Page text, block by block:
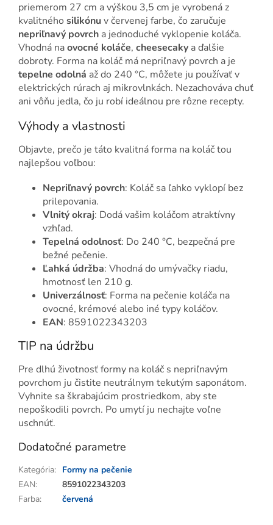
priemerom 27 cm a výškou 3,5 cm je vyrobená z
kvalitného silikónuv červenej farbe, čo zaručuje
nepriľnavý povrch a jednoduché vyklopenie koláča.
Vhodná naovocné koláče, cheesecaky a ďalšie
dobroty. Forma na koláč má nepriľnavý povrch a je
tepelne odolná až do 240 °C, môžete ju používať v
elektrických rúrach aj mikrovlnkách. Nezachováva chuť
ani vôňu jedla, čo ju robí ideálnou pre rôzne recepty.
Výhody a vlastnosti
Objavte, prečo je táto kvalitná forma na koláč tou
najlepšou voľbou:
Nepriľnavý povrch: Koláč sa ľahko vyklopí bez
prilepovania.
Vlnitý okraj: Dodá vašim koláčom atraktívny
vzhľad.
Tepelná odolnosť: Do 240 °C, bezpečná pre
bežné pečenie.
Ľahká údržba: Vhodná do umývačky riadu,
hmotnosť len 210 g.
Univerzálnosť: Forma na pečenie koláča na
ovocné, krémové alebo iné typy koláčov.
EAN: 8591022343203
TIP na údržbu
Pre dlhú životnosť formy na koláč s nepriľnavým
povrchom ju čistite neutrálnym tekutým saponátom.
Vyhnite sa škrabajúcim prostriedkom, aby ste
nepoškodili povrch. Po umytí ju nechajte voľne
uschnúť.
Dodatočné parametre
Kategória: Formy na pečenie
EAN:
8591022343203
Farba: červená